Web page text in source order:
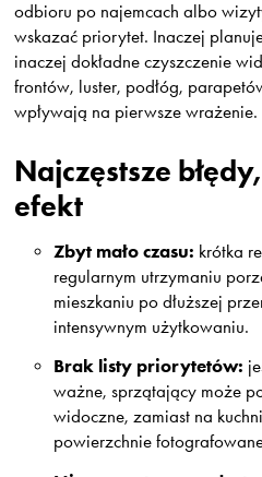
odbioru po najemcach albo
wskazać priorytet. Inaczej
inaczej dokładne czyszczenie
frontów, luster, podłóg,
wpływają na pierwsze wrażenie.
Najczęstsze
efekt
Zbyt mało czasu: krótka
regularnym utrzymaniu
mieszkaniu po dłuższej
intensywnym użytkowaniu.
Brak listy priorytetów:
ważne, sprzątający może
widoczne, zamiast na
powierzchnie